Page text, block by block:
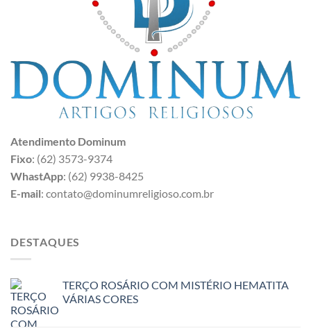
Atendimento Dominum
Fixo: (62) 3573-9374
WhastApp: (62) 9938-8425
E-mail: contato@dominumreligioso.com.br
DESTAQUES
TERÇO ROSÁRIO COM MISTÉRIO HEMATITA
VÁRIAS CORES